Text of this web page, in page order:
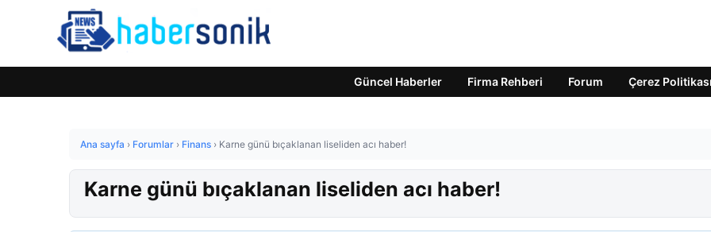
Güncel Haberler Firma Rehberi Forum Çerez Politikası
Ana sayfa › Forumlar › Finans › Karne günü bıçaklanan liseliden acı haber!
Karne günü bıçaklanan liseliden acı haber!